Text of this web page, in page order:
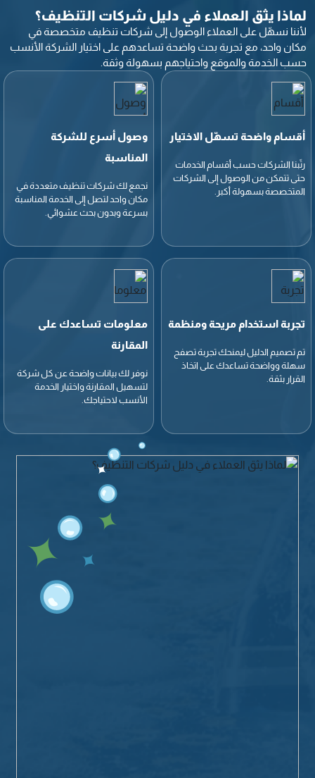
لماذا يثق العملاء في دليل شركات التنظيف؟
لأننا نسهّل على العملاء الوصول إلى شركات تنظيف متخصصة في
مكان واحد، مع تجربة بحث واضحة تساعدهم على اختيار الشركة الأنسب
حسب الخدمة والموقع واحتياجهم بسهولة وثقة.
أقسام واضحة تسهّل الاختيار
رتّبنا الشركات حسب أقسام الخدمات
حتى تتمكن من الوصول إلى الشركات
المتخصصة بسهولة أكبر.
وصول أسرع للشركة
المناسبة
نجمع لك شركات تنظيف متعددة في
مكان واحد لتصل إلى الخدمة المناسبة
بسرعة وبدون بحث عشوائي.
تجربة استخدام مريحة ومنظمة
تم تصميم الدليل ليمنحك تجربة تصفح
سهلة وواضحة تساعدك على اتخاذ
القرار بثقة.
معلومات تساعدك على
المقارنة
نوفر لك بيانات واضحة عن كل شركة
لتسهيل المقارنة واختيار الخدمة
الأنسب لاحتياجك.